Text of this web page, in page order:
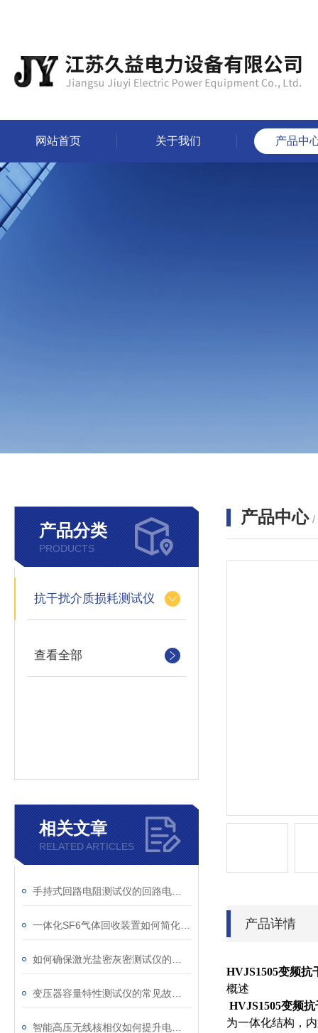
网站首页 关于我们 产品中
产品分类
PRODUCTS
抗干扰介质损耗测试仪
查看全部
相关文章
RELATED ARTICLES
产品中心 /
产品详情
HVJS1505变频抗
概述
HVJS1505变频
为一体化结构，